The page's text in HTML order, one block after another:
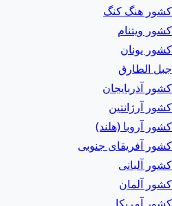
کشور هنگ کنگ
کشور ویتنام
کشور یونان
جبل الطارق
کشور آذربایجان
کشور آرژانتین
کشور آروبا (هلند)
کشور آفریقای جنوبی
کشور آلبانی
کشور آلمان